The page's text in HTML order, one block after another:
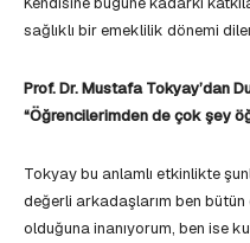
sağlıklı bir emeklilik dönemi
Prof. Dr. Mustafa Tokyay’dan
“Öğrencilerimden de çok şey
Tokyay bu anlamlı etkinlikte
değerli arkadaşlarım ben
olduğuna inanıyorum, ben ise